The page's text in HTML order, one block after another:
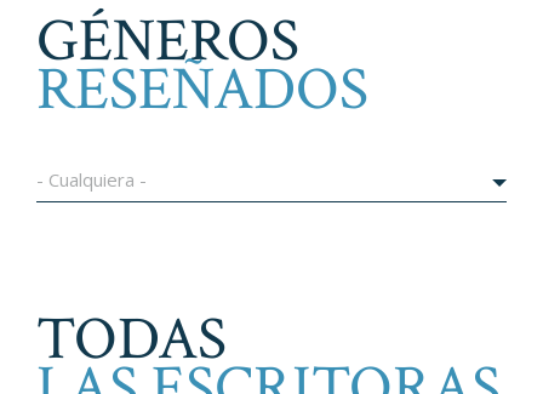
GÉNEROS
RESEÑADOS
- Cualquiera -
TODAS